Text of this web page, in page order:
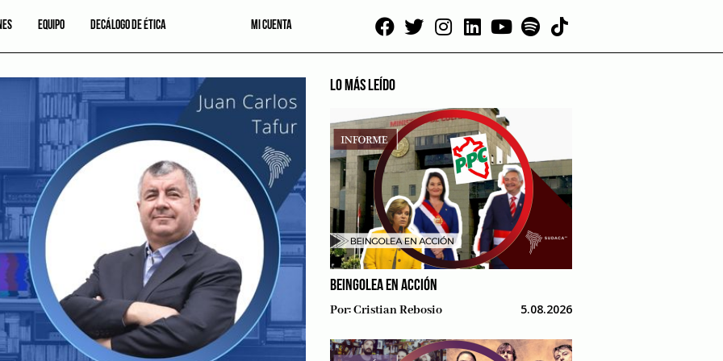
EQUIPO DECÁLOGO DE ÉTICA MI CUENTA
LO MÁS LEÍDO
BEINGOLEA EN ACCIÓN
Por:Cristian Rebosio 5.08.2026